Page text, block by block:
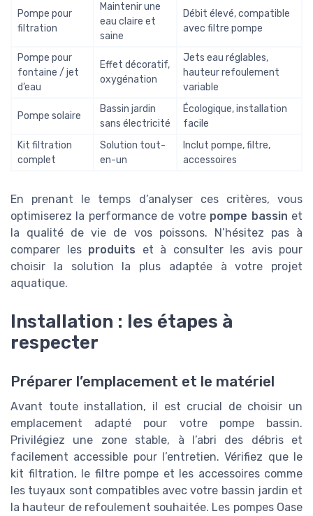
Pompe pour
filtration
Maintenir une
eau claire et
saine
Débit élevé, compatible
avec filtre pompe
Pompe pour
fontaine / jet
d’eau
Effet décoratif,
oxygénation
Jets eau réglables,
hauteur refoulement
variable
Pompe solaire
Bassin jardin
sans électricité
Écologique, installation
facile
Kit filtration
complet
Solution tout-
en-un
Inclut pompe, filtre,
accessoires
En prenant le temps d’analyser ces critères, vous
optimiserez la performance de votre pompe bassin et
la qualité de vie de vos poissons. N’hésitez pas à
comparer les produits et à consulter les avis pour
choisir la solution la plus adaptée à votre projet
aquatique.
Installation : les étapes à
respecter
Préparer l’emplacement et le matériel
Avant toute installation, il est crucial de choisir un
emplacement adapté pour votre pompe bassin.
Privilégiez une zone stable, à l’abri des débris et
facilement accessible pour l’entretien. Vérifiez que le
kit filtration, le filtre pompe et les accessoires comme
les tuyaux sont compatibles avec votre bassin jardin et
la hauteur de refoulement souhaitée. Les pompes Oase